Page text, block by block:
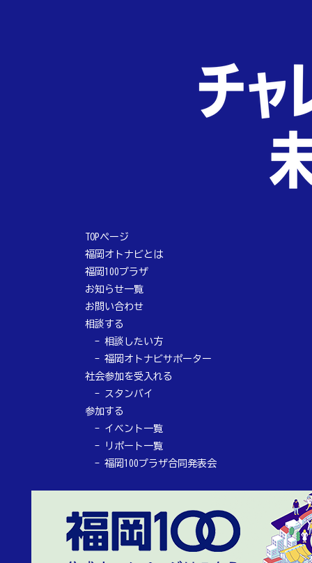
TOPページ
福岡オトナビとは
福岡100プラザ
お知らせ一覧
お問い合わせ
相談する
相談したい方
福岡オトナビサポーター
社会参加を受入れる
スタンバイ
参加する
イベント一覧
リポート一覧
福岡100プラザ合同発表会